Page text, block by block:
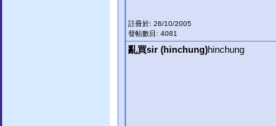
註冊於: 26/10/2005
發帖數目: 4081
亂買sir (hinchung)hinchung